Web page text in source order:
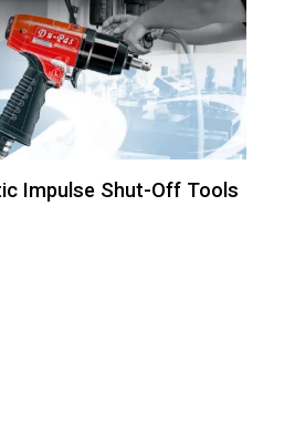
Impulse Shut-Off Tools